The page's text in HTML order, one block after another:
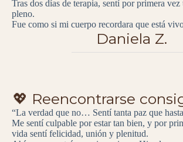
Tras dos días de terapia, sentí por primera
pleno.
Fue como si mi cuerpo recordara que está
Daniela Z.
💖 Reencontrarse
“La verdad que no… Sentí tanta paz que
Me sentí culpable por estar tan bien, y por
vida sentí felicidad, unión y plenitud.